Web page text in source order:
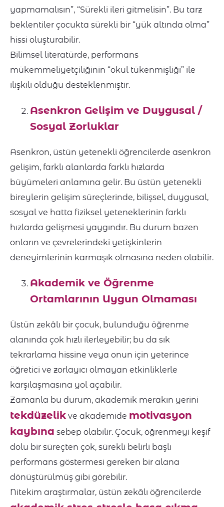
yapmamalısın”, “Sürekli ileri gitmelisin”. Bu tarz
beklentiler çocukta sürekli bir “yük altında olma”
hissi oluşturabilir.
Bilimsel literatürde, performans
mükemmeliyetçiliğinin “okul tükenmişliği” ile
ilişkili olduğu desteklenmiştir.
Asenkron Gelişim ve Duygusal /
Sosyal Zorluklar
Asenkron, üstün yetenekli öğrencilerde asenkron
gelişim, farklı alanlarda farklı hızlarda
büyümeleri anlamına gelir. Bu üstün yetenekli
bireylerin gelişim süreçlerinde, bilişsel, duygusal,
sosyal ve hatta fiziksel yeteneklerinin farklı
hızlarda gelişmesi yaygındır. Bu durum bazen
onların ve çevrelerindeki yetişkinlerin
deneyimlerinin karmaşık olmasına neden olabilir.
Akademik ve Öğrenme
Ortamlarının Uygun Olmaması
Üstün zekâlı bir çocuk, bulunduğu öğrenme
alanında çok hızlı ilerleyebilir; bu da sık
tekrarlama hissine veya onun için yeterince
öğretici ve zorlayıcı olmayan etkinliklerle
karşılaşmasına yol açabilir.
Zamanla bu durum, akademik merakın yerini
tekdüzelik ve akademide motivasyon
kaybına sebep olabilir. Çocuk, öğrenmeyi keşif
dolu bir süreçten çok, sürekli belirli başlı
performans göstermesi gereken bir alana
dönüştürülmüş gibi görebilir.
Nitekim araştırmalar, üstün zekâlı öğrencilerde